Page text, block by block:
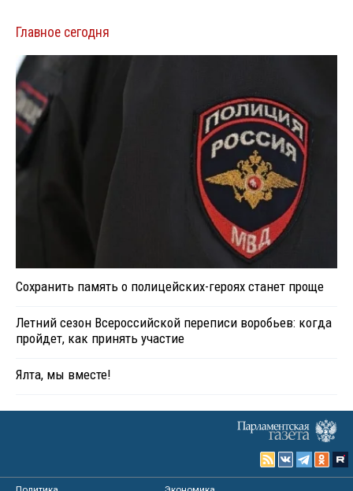
Главное сегодня
Сохранить память о полицейских-героях станет проще
Летний сезон Всероссийской переписи воробьев: когда
пройдет, как принять участие
Ялта, мы вместе!